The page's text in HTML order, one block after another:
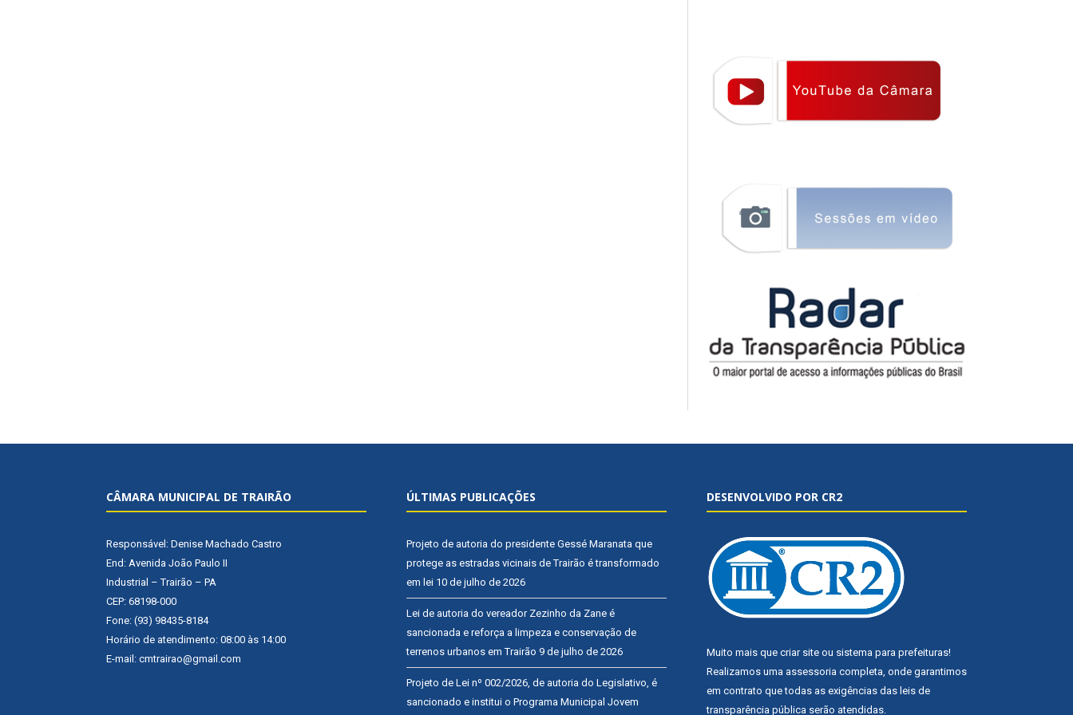
CÂMARA MUNICIPAL DE TRAIRÃO
Responsável: Denise Machado Castro
End: Avenida João Paulo II
Industrial – Trairão – PA
CEP: 68198-000
Fone: (93) 98435-8184
Horário de atendimento: 08:00 às 14:00
E-mail: cmtrairao@gmail.com
ÚLTIMAS PUBLICAÇÕES
Projeto de autoria do presidente Gessé Maranata que
protege as estradas vicinais de Trairão é transformado
em lei 10 de julho de 2026
Lei de autoria do vereador Zezinho da Zane é
sancionada e reforça a limpeza e conservação de
terrenos urbanos em Trairão 9 de julho de 2026
Projeto de Lei nº 002/2026, de autoria do Legislativo, é
sancionado e institui o Programa Municipal Jovem
DESENVOLVIDO POR CR2
Muito mais que criar site ou sistema para prefeituras!
Realizamos uma assessoria completa, onde garantimos
em contrato que todas as exigências das leis de
transparência pública serão atendidas.